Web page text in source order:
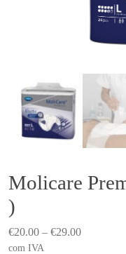
Molicare
)
€20.00 – €29.00P
com IVA